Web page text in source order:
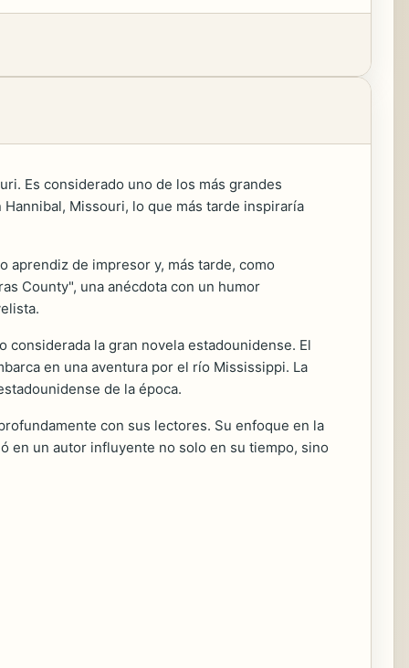
Es considerado uno de los más grandes
Missouri, lo que más tarde inspiraría
aprendiz de impresor y, más tarde, como
County", una anécdota con un humor
considerada la gran novela estadounidense. El
en una aventura por el río Mississippi. La
de la época.
con sus lectores. Su enfoque en la
en un autor influyente no solo en su tiempo, sino